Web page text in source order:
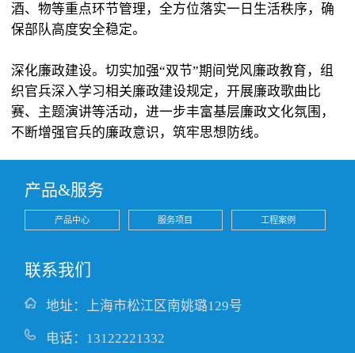
酒、物等重点环节管理，全方位落实一日生活秩序，确
保部队高度安全稳定。
深化廉政建设。切实加强“双节”期间党风廉政教育，组
织官兵深入学习相关廉政建设规定，开展廉政歌曲比
赛、主题演讲等活动，进一步丰富基层廉政文化氛围，
不断增强官兵的廉政意识，筑牢思想防线。
产品&服务
产品中心 服务项目 工程案例
联系我们
地址：上海市松江区南姚璐129号
电话：13122221332